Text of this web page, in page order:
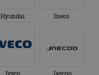
Hyundai Ineos